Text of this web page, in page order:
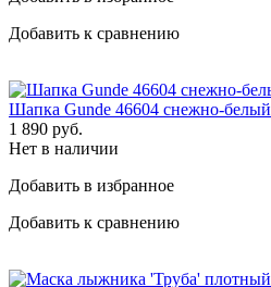
Добавить к сравнению
Шапка Gunde 46604 снежно-белый
1 890 руб.
Нет в наличии
Добавить в избранное
Добавить к сравнению